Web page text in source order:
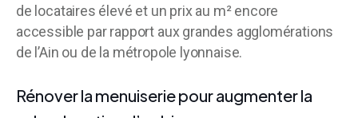
de locataires élevé et un prix au m² encore
accessible par rapport aux grandes agglomérations
de l’Ain ou de la métropole lyonnaise.
Rénover la menuiserie pour augmenter la